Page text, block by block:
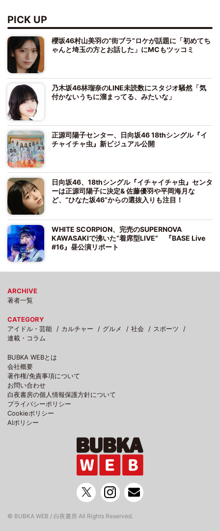
PICK UP
櫻坂46村山美羽の“街ブラ”ロケが話題に「初めてち
ゃんと埼玉の方とお話した」にMCもツッコミ
乃木坂46林瑠奈のLINE未読数にスタジオ騒然「気
付かないうちに溜まってる、みたいな」
正源司陽子センター、日向坂46 18thシングル『イ
チャイチャ虫』新ビジュアル公開
日向坂46、18thシングル『イチャイチャ虫』センタ
ーは正源司陽子に決定& 佐藤優羽や平岡海月な
ど、“ひなた坂46”からの選抜入りも注目！
WHITE SCORPION、完売のSUPERNOVA
KAWASAKIで沸いた“着席型LIVE” 『BASE Live
#16』昼公演リポート
ARCHIVE
著者一覧
CATEGORY
アイドル・芸能
カルチャー グルメ 社会
スポーツ
連載・コラム
BUBKA WEBとは
会社概要
著作権/免責事項について
お問い合わせ
白夜書房の個人情報保護方針について
プライバシーポリシー
Cookieポリシー
AIポリシー
© BUBKA WEB / 白夜書房 All Rights Reserved.